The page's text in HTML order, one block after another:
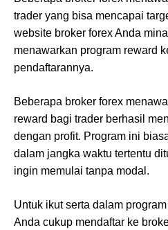
trader yang bisa mencapai
website broker forex Anda
menawarkan program reward
pendaftarannya.
Beberapa broker forex
reward bagi trader berhasil
dengan profit. Program ini
dalam jangka waktu tertentu
ingin memulai tanpa modal.
Untuk ikut serta dalam
Anda cukup mendaftar ke